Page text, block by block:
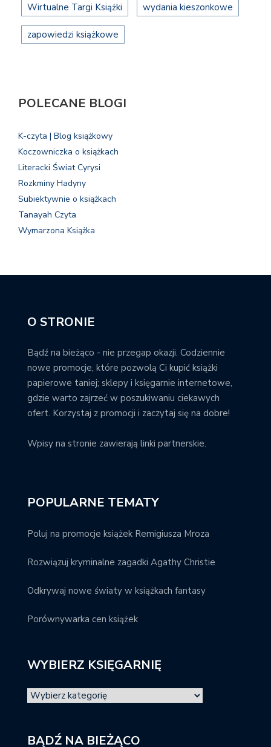
Wirtualne Targi Książki wydania kieszonkowe
zapowiedzi książkowe
POLECANE BLOGI
K-czyta | Blog książkowy
Koczowniczka o książkach
Literacki Świat Cyrysi
Rozkminy Hadyny
Subiektywnie o książkach
Tanayah Czyta
Wymarzona Książka
O STRONIE
Bądź na bieżąco - nie przegap okazji. Codziennie
nowe promocje, które pozwolą Ci kupić książki
papierowe taniej; sklepy i księgarnie internetowe,
gdzie warto zajrzeć w poszukiwaniu ciekawych
ofert. Korzystaj z promocji i zaczytaj się na dobre!
Wpisy na stronie zawierają linki partnerskie.
POPULARNE TEMATY
Poluj na promocje książek Remigiusza Mroza
Rozwiązuj kryminalne zagadki Agathy Christie
Odkrywaj nowe światy w książkach fantasy
Porównywarka cen książek
WYBIERZ KSIĘGARNIĘ
BĄDŹ NA BIEŻĄCO